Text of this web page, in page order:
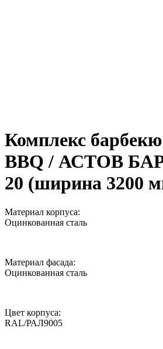
Комплекс
BBQ / АСТОВ
20 (ширина 3200
Материал корпуса:
Оцинкованная сталь
Материал фасада:
Оцинкованная сталь
Цвет корпуса:
RAL/РАЛ9005